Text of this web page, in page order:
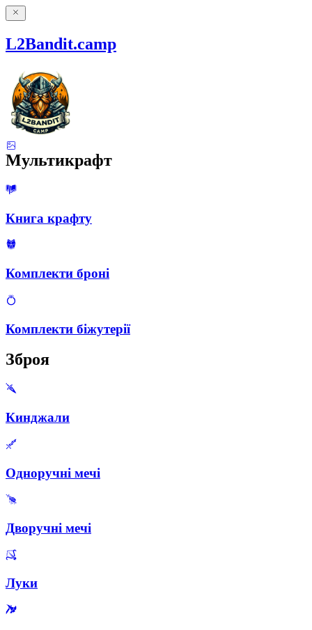
L2Bandit.camp
Мультикрафт
Книга крафту
Комплекти броні
Комплекти біжутерії
Зброя
Кинджали
Одноручні мечі
Дворучні мечі
Луки